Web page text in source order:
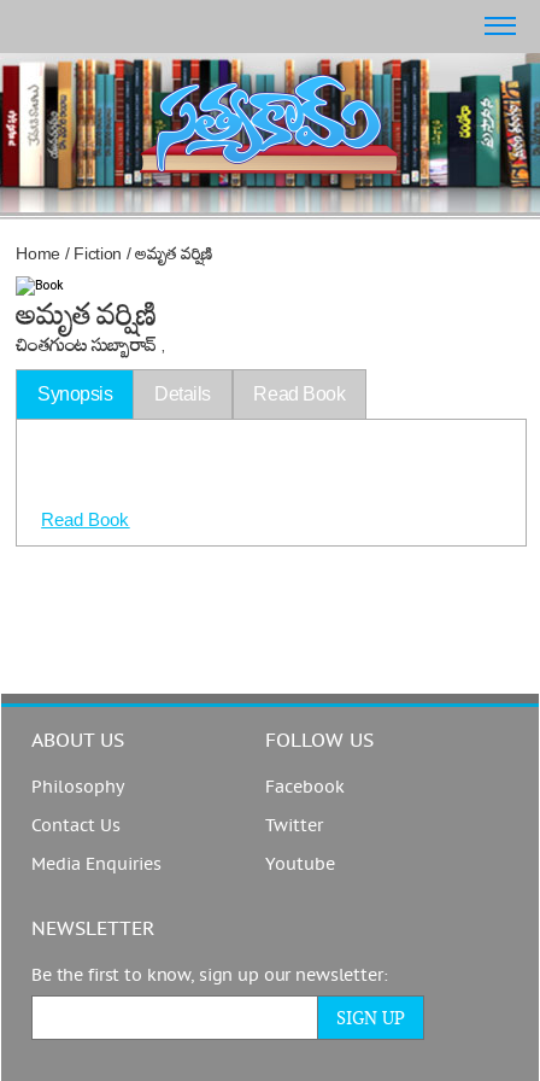
Home / Fiction / అమృత వర్షిణి
అమృత వర్షిణి
చింతగుంట సుబ్బారావ్ ,
Synopsis Details Read Book
Read Book
ABOUT US
Philosophy
Contact Us
Media Enquiries
FOLLOW US
Facebook
Twitter
Youtube
NEWSLETTER
Be the first to know, sign up our newsletter: